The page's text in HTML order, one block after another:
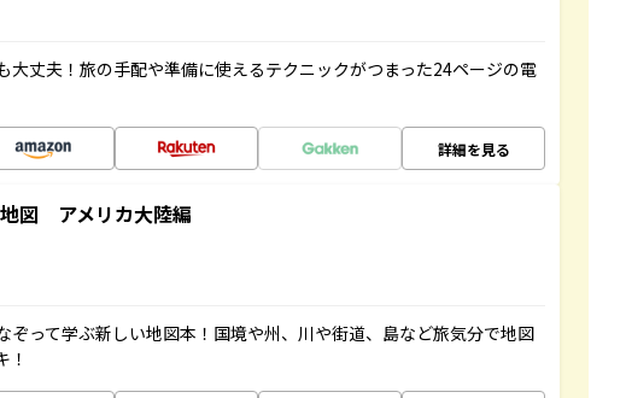
大丈夫！旅の手配や準備に使えるテクニックがつまった24ページの電
詳細を見る
図 アメリカ大陸編
ぞって学ぶ新しい地図本！国境や州、川や街道、島など旅気分で地図
！